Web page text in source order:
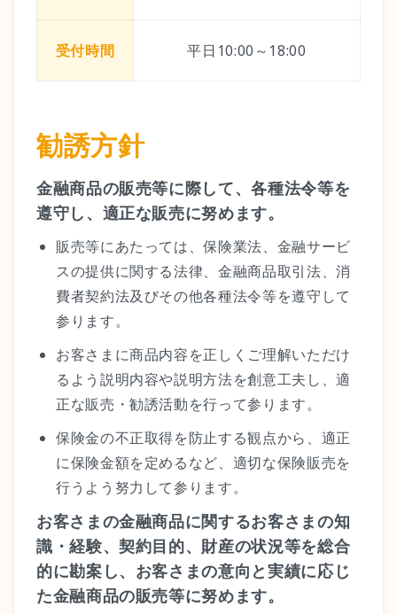
受付時間 平日10:00～18:00
勧誘方針
金融商品の販売等に際して、各種法令等を
遵守し、適正な販売に努めます。
販売等にあたっては、保険業法、金融サービ
スの提供に関する法律、金融商品取引法、消
費者契約法及びその他各種法令等を遵守して
参ります。
お客さまに商品内容を正しくご理解いただけ
るよう説明内容や説明方法を創意工夫し、適
正な販売・勧誘活動を行って参ります。
保険金の不正取得を防止する観点から、適正
に保険金額を定めるなど、適切な保険販売を
行うよう努力して参ります。
お客さまの金融商品に関するお客さまの知
識・経験、契約目的、財産の状況等を総合
的に勘案し、お客さまの意向と実績に応じ
た金融商品の販売等に努めます。